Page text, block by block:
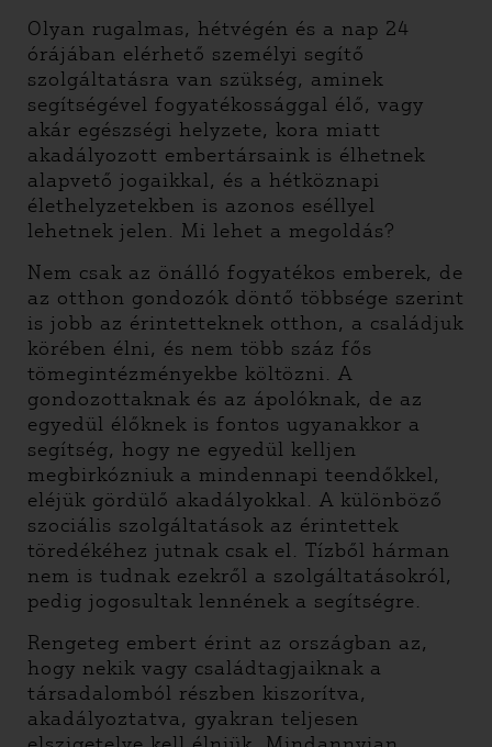
Olyan rugalmas, hétvégén és a nap 24
órájában elérhető személyi segítő
szolgáltatásra van szükség, aminek
segítségével fogyatékossággal élő, vagy
akár egészségi helyzete, kora miatt
akadályozott embertársaink is élhetnek
alapvető jogaikkal, és a hétköznapi
élethelyzetekben is azonos eséllyel
lehetnek jelen. Mi lehet a megoldás?
Nem csak az önálló fogyatékos emberek, de
az otthon gondozók döntő többsége szerint
is jobb az érintetteknek otthon, a családjuk
körében élni, és nem több száz fős
tömegintézményekbe költözni. A
gondozottaknak és az ápolóknak, de az
egyedül élőknek is fontos ugyanakkor a
segítség, hogy ne egyedül kelljen
megbirkózniuk a mindennapi teendőkkel,
eléjük gördülő akadályokkal. A különböző
szociális szolgáltatások az érintettek
töredékéhez jutnak csak el. Tízből hárman
nem is tudnak ezekről a szolgáltatásokról,
pedig jogosultak lennének a segítségre.
Rengeteg embert érint az országban az,
hogy nekik vagy családtagjaiknak a
társadalomból részben kiszorítva,
akadályoztatva, gyakran teljesen